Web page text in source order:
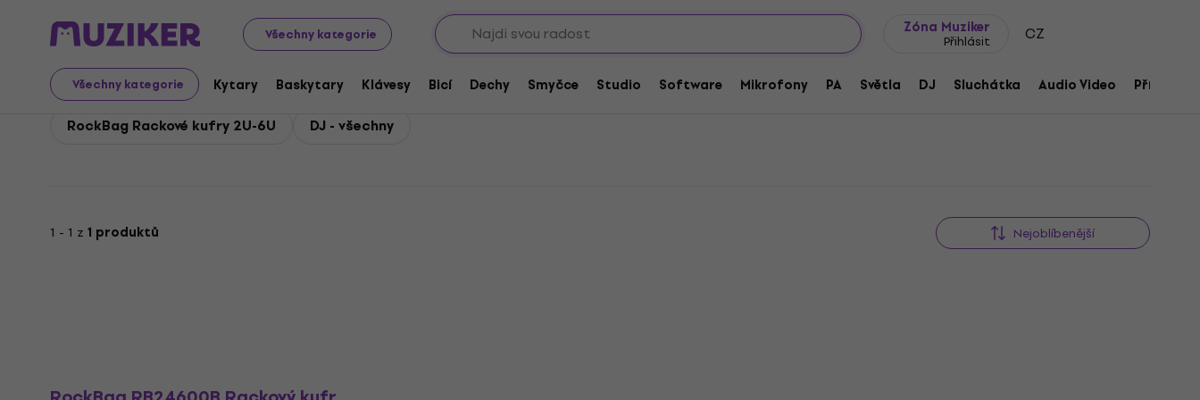
Všechny kategorie
Zóna Muziker
Přihlásit CZ
Všechny kategorie Kytary Baskytary Klávesy Bicí Dechy Smyčce Studio Software Mikrofony PA Světla DJ Sluchátka Audio Video
RockBag RockBag DJ Technika
RockBag DJ Technika
RockBag Rackové kufry 2U-6U DJ - všechny
1 - 1 z 1 produktů Nejoblíbenější